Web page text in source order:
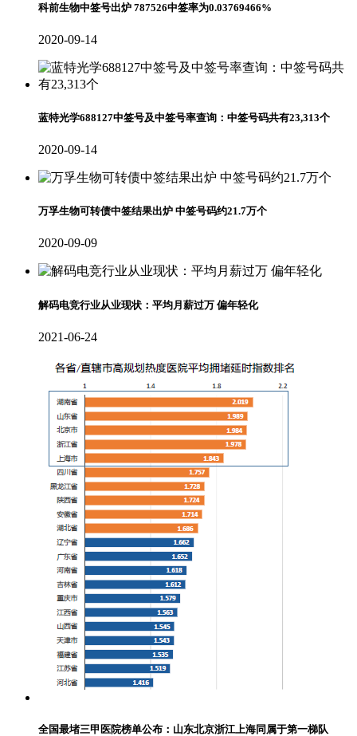
科前生物中签号出炉 787526中签率为0.03769466%
2020-09-14
蓝特光学688127中签号及中签号率查询：中签号码共有23,313个
2020-09-14
万孚生物可转债中签结果出炉 中签号码约21.7万个
2020-09-09
解码电竞行业从业现状：平均月薪过万 偏年轻化
2021-06-24
全国最堵三甲医院榜单公布：山东北京浙江上海同属于第一梯队